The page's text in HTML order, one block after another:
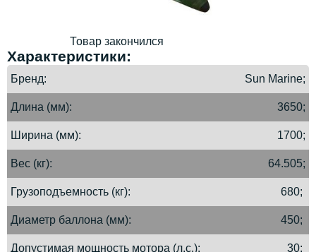
Товар закончился
Характеристики:
Бренд Sun Marine;
Длина (мм) 3650;
Ширина (мм) 1700;
Вес (кг) 64.505;
Грузоподъемность (кг) 680;
Диаметр баллона (мм) 450;
Допустимая мощность мотора (л.с.) 30;